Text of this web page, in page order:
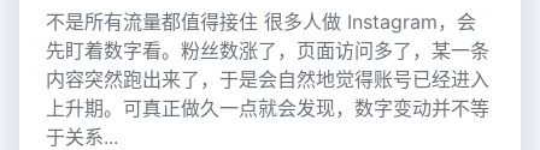
不是所有流量都值得接住 很多人做 Instagram，会
先盯着数字看。粉丝数涨了，页面访问多了，某一条
内容突然跑出来了，于是会自然地觉得账号已经进入
上升期。可真正做久一点就会发现，数字变动并不等
于关系...